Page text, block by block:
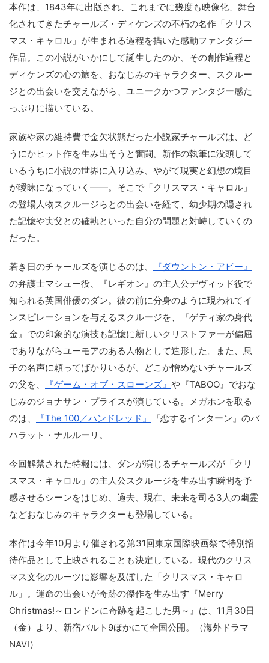
本作は、1843年に出版され、これまでに幾度も映像化、舞台
化されてきたチャールズ・ディケンズの不朽の名作「クリス
マス・キャロル」が生まれる過程を描いた感動ファンタジー
作品。この小説がいかにして誕生したのか、その創作過程と
ディケンズの心の旅を、おなじみのキャラクター、スクルー
ジとの出会いを交えながら、ユニークかつファンタジー感た
っぷりに描いている。
家族や家の維持費で金欠状態だった小説家チャールズは、ど
うにかヒット作を生み出そうと奮闘。新作の執筆に没頭して
いるうちに小説の世界に入り込み、やがて現実と幻想の境目
が曖昧になっていく――。そこで「クリスマス・キャロル」
の登場人物スクルージらとの出会いを経て、幼少期の隠され
た記憶や実父との確執といった自分の問題と対峙していくの
だった。
若き日のチャールズを演じるのは、
『ダウントン・アビー』
の弁護士マシュー役、『レギオン』の主人公デヴィッド役で
知られる英国俳優のダン。彼の前に分身のように現われてイ
ンスピレーションを与えるスクルージを、『ゲティ家の身代
金』での印象的な演技も記憶に新しいクリストファーが偏屈
でありながらユーモアのある人物として造形した。また、息
子の名声に頼ってばかりいるが、どこか憎めないチャールズ
の父を、
『ゲーム・オブ・スローンズ』 や『TABOO』でおな
じみのジョナサン・プライスが演じている。メガホンを取る
のは、
『The 100／ハンドレッド』
『恋するインターン』のバ
ハラット・ナルルーリ。
今回解禁された特報には、ダンが演じるチャールズが「クリ
スマス・キャロル」の主人公スクルージを生み出す瞬間を予
感させるシーンをはじめ、過去、現在、未来を司る3人の幽霊
などおなじみのキャラクターも登場している。
本作は今年10月より催される第31回東京国際映画祭で特別招
待作品として上映されることも決定している。現代のクリス
マス文化のルーツに影響を及ぼした「クリスマス・キャロ
ル」。運命の出会いが奇跡の傑作を生み出す『Merry
Christmas!～ロンドンに奇跡を起こした男～』は、11月30日
（金）より、新宿バルト9ほかにて全国公開。（海外ドラマ
NAVI）